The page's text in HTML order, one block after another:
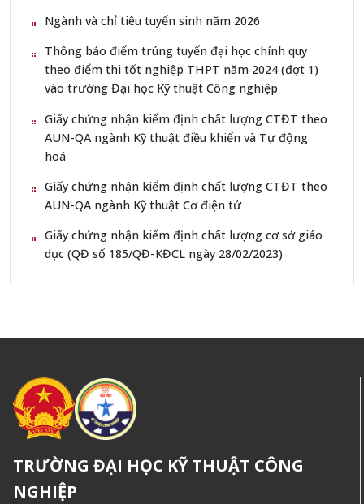
Ngành và chỉ tiêu tuyển sinh năm 2026
Thông báo điểm trúng tuyển đại học chính quy
theo điểm thi tốt nghiệp THPT năm 2024 (đợt 1)
vào trường Đại học Kỹ thuật Công nghiệp
Giấy chứng nhận kiểm định chất lượng CTĐT theo
AUN-QA ngành Kỹ thuật điều khiển và Tự động
hoá
Giấy chứng nhận kiểm định chất lượng CTĐT theo
AUN-QA ngành Kỹ thuật Cơ điện tử
Giấy chứng nhận kiểm định chất lượng cơ sở giáo
dục (QĐ số 185/QĐ-KĐCL ngày 28/02/2023)
TRƯỜNG ĐẠI HỌC KỸ THUẬT CÔNG
NGHIỆP